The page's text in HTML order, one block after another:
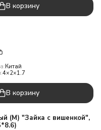
В корзину
Китай
4×2×1.7
В корзину
(M) "Зайка с вишенкой",